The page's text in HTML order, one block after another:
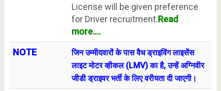
License will be given preference
for Driver recruitment.Read
more....
NOTE
जिन उम्मीदवारों के पास वैध ड्राइविंग लाइसेंस
लाइट मोटर व्हीकल (LMV) का है, उन्हें अग्निवीर
जीडी ड्राइवर भर्ती के लिए वरीयता दी जाएगी।